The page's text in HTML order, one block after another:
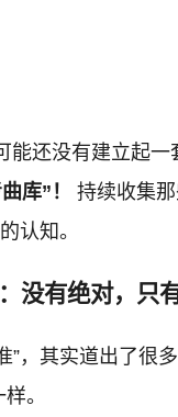
能还没有建立起一
库”！
持续收集
认知。
没有绝对，只
”，其实道出了很
。